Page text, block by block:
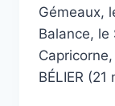
Gémeaux,
Balance, le
BÉLIER